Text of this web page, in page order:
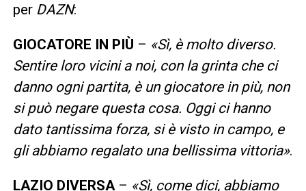
per DAZN:
GIOCATORE IN PIÙ – «Sì, è molto diverso.
Sentire loro vicini a noi, con la grinta che ci
danno ogni partita, è un giocatore in più, non
si può negare questa cosa. Oggi ci hanno
dato tantissima forza, si è visto in campo, e
gli abbiamo regalato una bellissima vittoria».
LAZIO DIVERSA– «Sì, come dici, abbiamo